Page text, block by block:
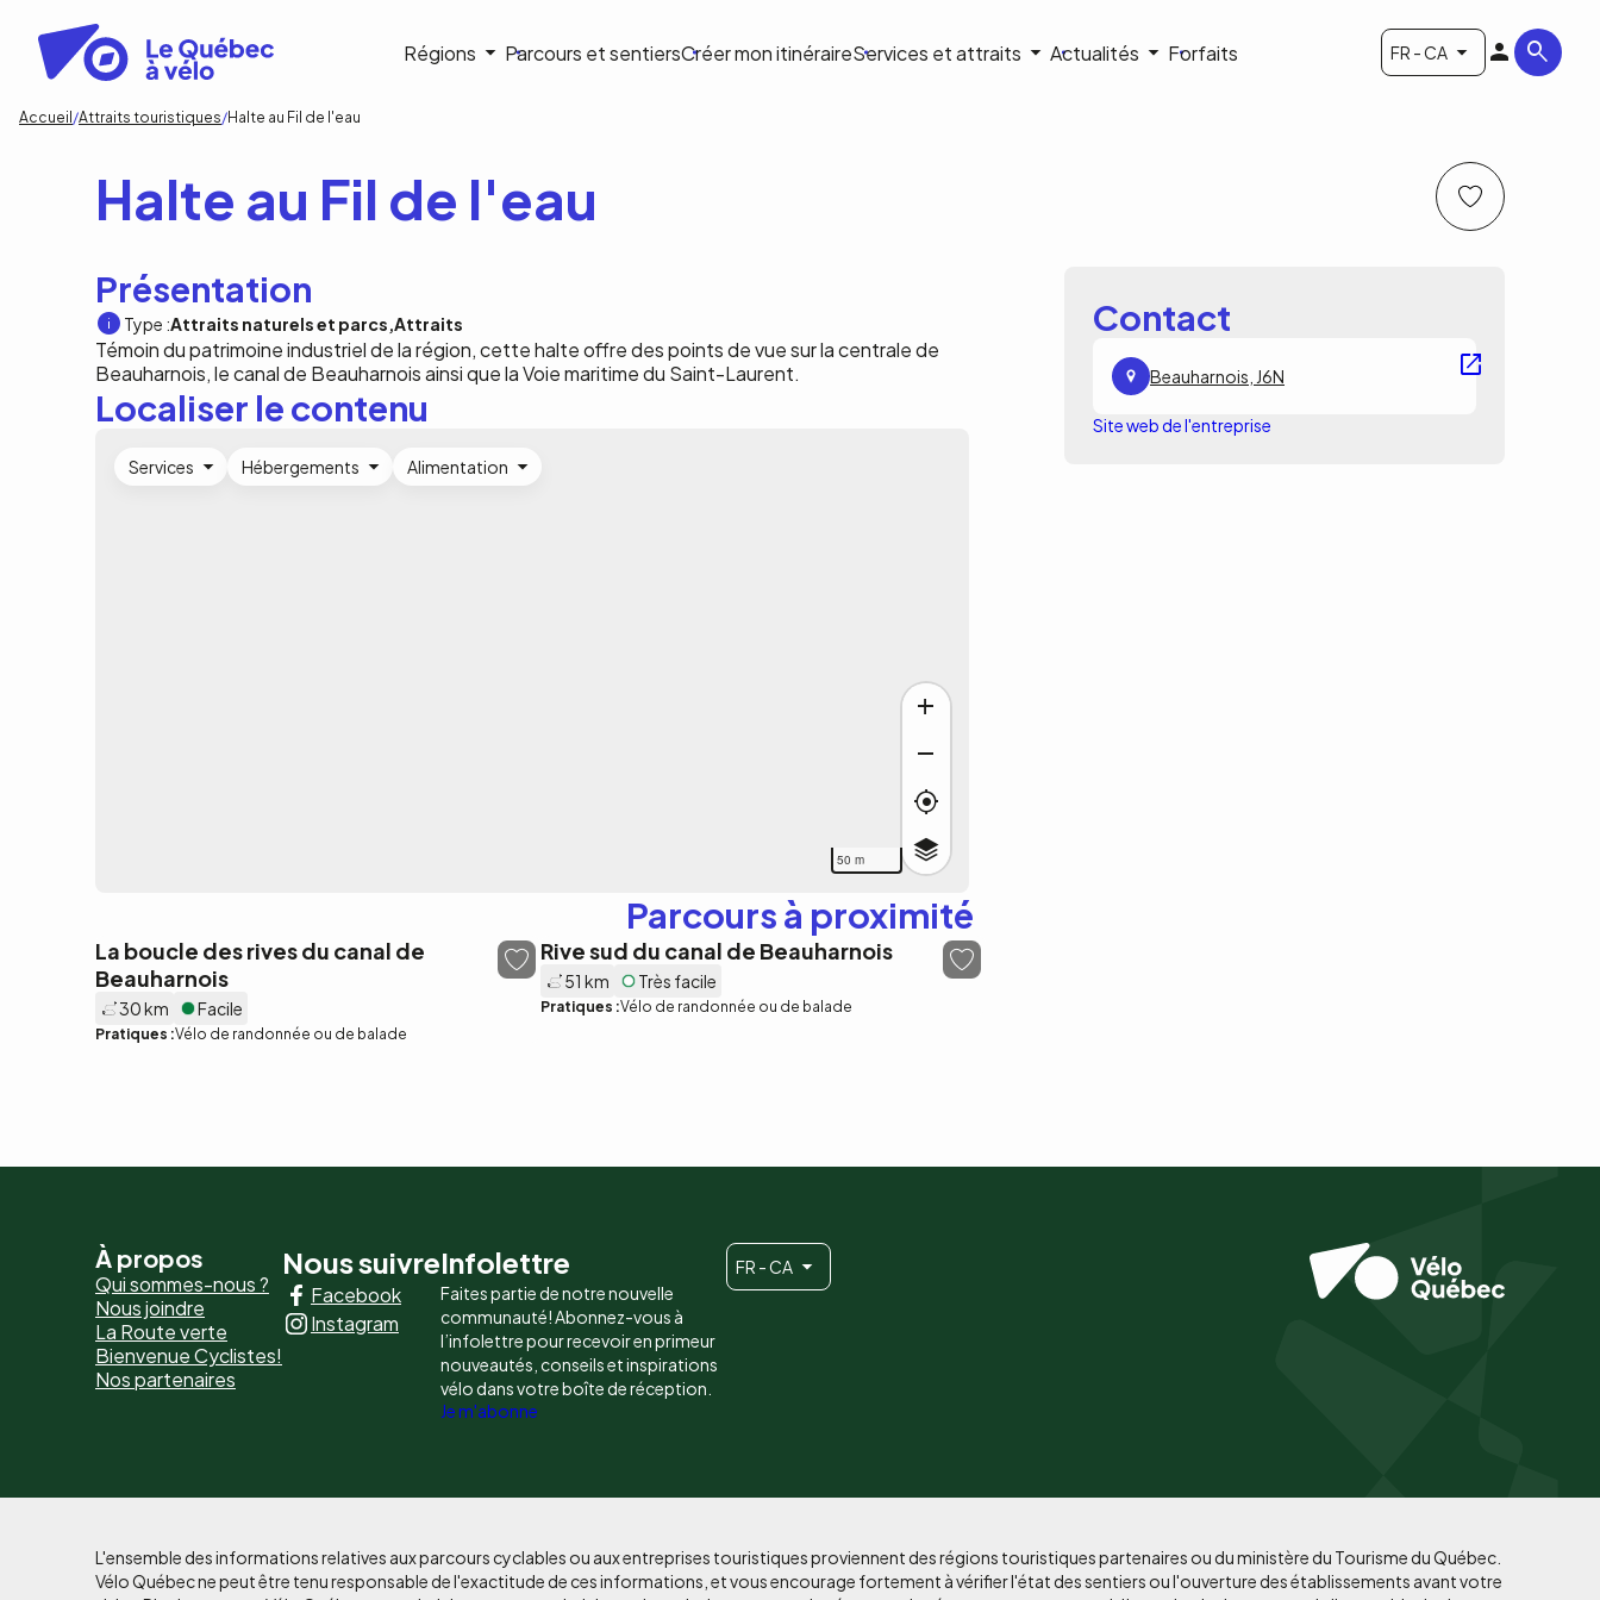
contenu
principal
Navigation
Régions Parcours et sentiersCréer mon itinéraireServices et attraits Actualités Forfaits FR - CA
Fil
d'Ariane
Accueil Attraits touristiques Halte au Fil de l'eau
Halte au Fil de l'eau
Présentation
Type :Attraits naturels et parcs Attraits
Témoin du patrimoine industriel de la région, cette halte offre des points de vue sur la centrale de
Beauharnois, le canal de Beauharnois ainsi que la Voie maritime du Saint-Laurent.
Contact
Beauharnois, J6N
Site web de l'entreprise
Localiser le contenu
50 m
Services Hébergements Alimentation
Parcours à proximité
La boucle des rives du canal de
Beauharnois
30 km Facile
Pratiques :Vélo de randonnée ou de balade
Rive sud du canal de Beauharnois
51 km Très facile
Pratiques :Vélo de randonnée ou de balade
Pied
de
page
-
À propos
Qui sommes-nous ?
Nous joindre
La Route verte
Bienvenue Cyclistes!
Nos partenaires
Nous suivre
Facebook
Instagram
Infolettre
Faites partie de notre nouvelle
communauté! Abonnez-vous à
l’infolettre pour recevoir en primeur
nouveautés, conseils et inspirations
vélo dans votre boîte de réception.
Je m'abonne
FR - CA
L'ensemble des informations relatives aux parcours cyclables ou aux entreprises touristiques proviennent des régions touristiques partenaires ou du ministère du Tourisme du Québec.
Vélo Québec ne peut être tenu responsable de l'exactitude de ces informations, et vous encourage fortement à vérifier l'état des sentiers ou l'ouverture des établissements avant votre